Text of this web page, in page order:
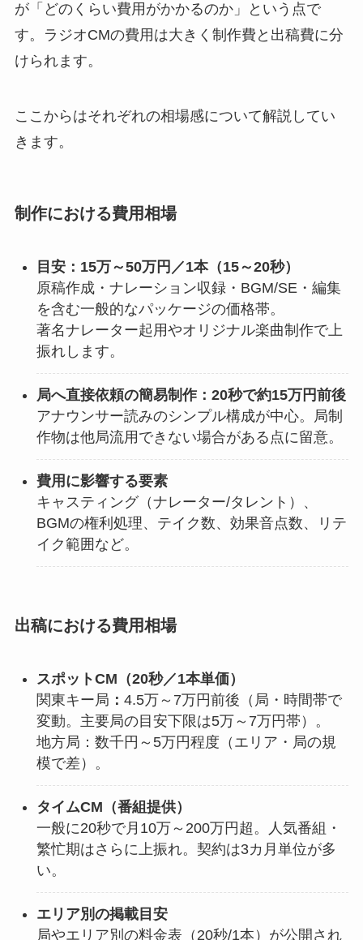
が「どのくらい費用がかかるのか」という点で
す。ラジオCMの費用は大きく制作費と出稿費に分
けられます。
ここからはそれぞれの相場感について解説してい
きます。
制作における費用相場
目安：15万～50万円／1本（15～20秒）
原稿作成・ナレーション収録・BGM/SE・編集
を含む一般的なパッケージの価格帯。
著名ナレーター起用やオリジナル楽曲制作で上
振れします。
局へ直接依頼の簡易制作：20秒で約15万円前後
アナウンサー読みのシンプル構成が中心。局制
作物は他局流用できない場合がある点に留意。
費用に影響する要素
キャスティング（ナレーター/タレント）、
BGMの権利処理、テイク数、効果音点数、リテ
イク範囲など。
出稿における費用相場
スポットCM（20秒／1本単価）
関東キー局 ： 4.5万～7万円前後（局・時間帯で
変動。主要局の目安下限は5万～7万円帯）。
地方局：数千円～5万円程度（エリア・局の規
模で差）。
タイムCM（番組提供）
一般に20秒で月10万～200万円超。人気番組・
繁忙期はさらに上振れ。契約は3カ月単位が多
い。
エリア別の掲載目安
局やエリア別の料金表（20秒/1本）が公開され